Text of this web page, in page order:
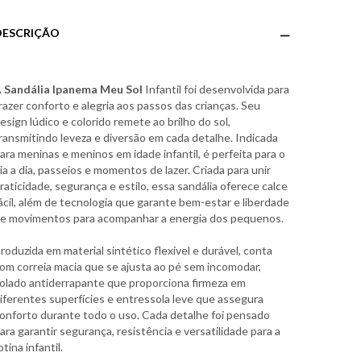
Sandália Ipanema Meu Sol Infantil foi desenvolvida para
conforto e alegria aos passos das crianças. Seu
lúdico e colorido remete ao brilho do sol,
leveza e diversão em cada detalhe. Indicada
meninas e meninos em idade infantil, é perfeita para o
a dia, passeios e momentos de lazer. Criada para unir
segurança e estilo, essa sandália oferece calce
além de tecnologia que garante bem-estar e liberdade
movimentos para acompanhar a energia dos pequenos.
em material sintético flexível e durável, conta
correia macia que se ajusta ao pé sem incomodar,
antiderrapante que proporciona firmeza em
superfícies e entressola leve que assegura
durante todo o uso. Cada detalhe foi pensado
garantir segurança, resistência e versatilidade para a
infantil.